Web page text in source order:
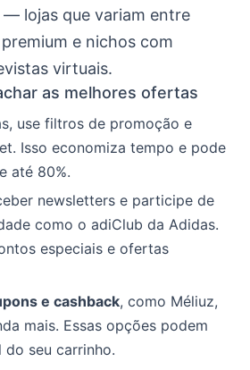
lojas que variam entre
e nichos com
virtuais.
as melhores ofertas
use filtros de promoção e
Isso economiza tempo e pode
até 80%.
newsletters e participe de
como o adiClub da Adidas.
especiais e ofertas
e cashback, como Méliuz,
mais. Essas opções podem
seu carrinho.